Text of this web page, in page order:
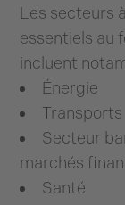
Les secteurs
essentiels au
incluent
Énergie
Transports
Secteur
marchés
Santé